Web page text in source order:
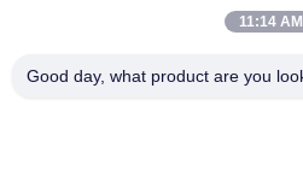
Briciole di pane di
11:14 AM
Good day, what product are you